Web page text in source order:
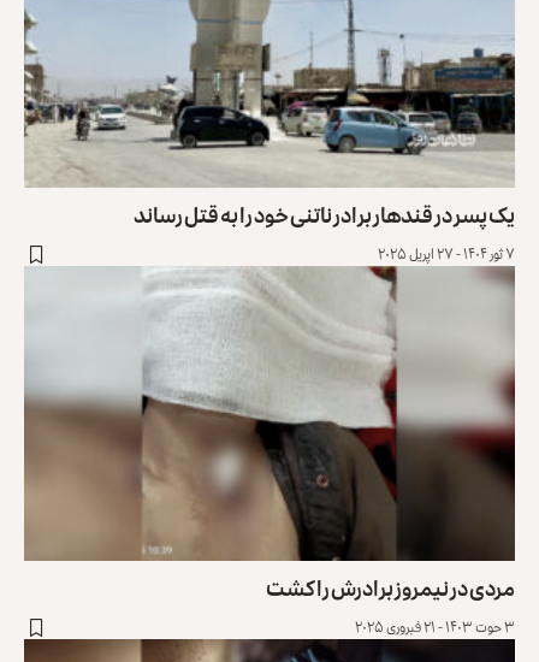
یک پسر در قندهار برادر ناتنی خود را به قتل رساند
۷ ثور ۱۴۰۴ - ۲۷ اپریل ۲۰۲۵
مردی در نیمروز برادرش را کشت
۳ حوت ۱۴۰۳ - ۲۱ فبروری ۲۰۲۵